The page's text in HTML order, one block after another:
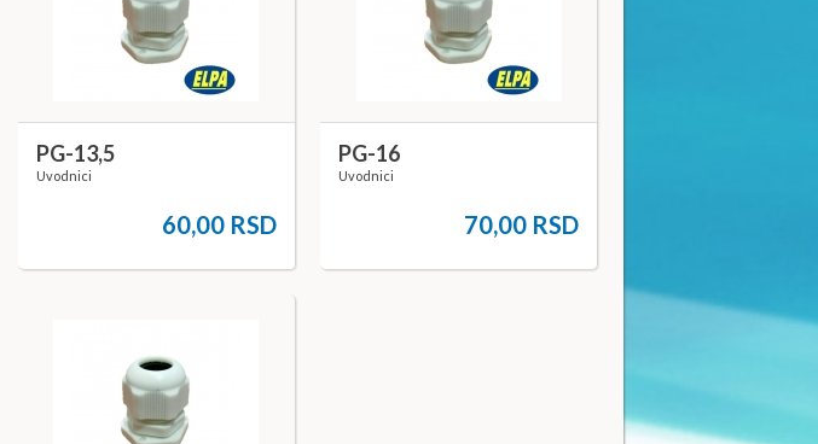
PG-13,5
Uvodnici
60,00 RSD
PG-16
Uvodnici
70,00 RSD